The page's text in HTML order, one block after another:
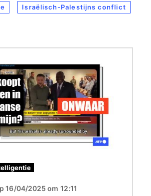
Israëlisch-Palestijns conflict
16/04/2025 om 12:11